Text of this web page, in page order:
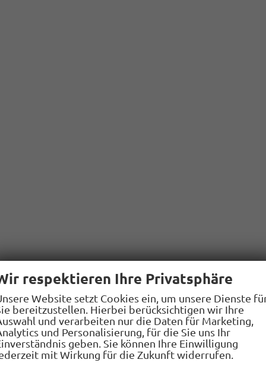
respektieren Ihre Privatsphäre
Website setzt Cookies ein, um unsere Dienste
bereitzustellen. Hierbei berücksichtigen wir Ihre
und verarbeiten nur die Daten für Marketing,
und Personalisierung, für die Sie uns Ihr
geben. Sie können Ihre Einwilligung
mit Wirkung für die Zukunft widerrufen.